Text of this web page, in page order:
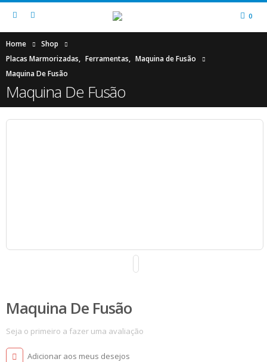
0
Home
Shop
Placas Marmorizadas, Ferramentas, Maquina de Fusão
Maquina De Fusão
Maquina De Fusão
Maquina De Fusão
Seja o primeiro a fazer uma avaliação
Adicionar aos meus desejos